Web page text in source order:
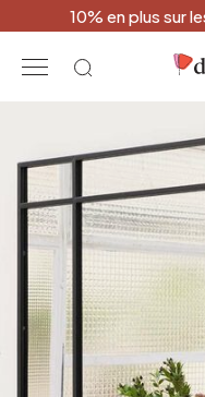
10% en plus sur